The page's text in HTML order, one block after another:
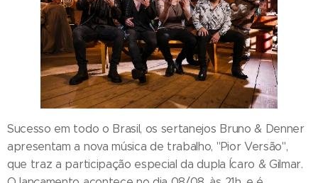
Sucesso em todo o Brasil, os sertanejos Bruno & Denner
apresentam a nova música de trabalho, "Pior Versão",
que traz a participação especial da dupla Ícaro & Gilmar.